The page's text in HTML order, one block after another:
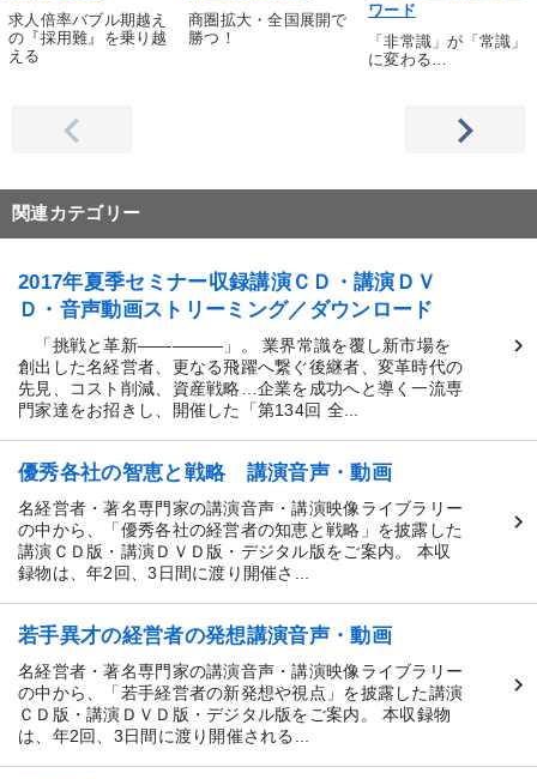
求人倍率バブル期越え
の『採用難』を乗り越
える
商圏拡大・全国展開で
勝つ！
ワード
「非常識」が「常識」
に変わる…
関連カテゴリー
2017年夏季セミナー収録講演ＣＤ・講演ＤＶ
Ｄ・音声動画ストリーミング／ダウンロード
「挑戦と革新―――――」。 業界常識を覆し新市場を
創出した名経営者、更なる飛躍へ繋ぐ後継者、変革時代の
先見、コスト削減、資産戦略…企業を成功へと導く一流専
門家達をお招きし、開催した「第134回 全...
優秀各社の智恵と戦略 講演音声・動画
名経営者・著名専門家の講演音声・講演映像ライブラリー
の中から、「優秀各社の経営者の知恵と戦略」を披露した
講演ＣＤ版・講演ＤＶＤ版・デジタル版をご案内。 本収
録物は、年2回、3日間に渡り開催さ...
若手異才の経営者の発想講演音声・動画
名経営者・著名専門家の講演音声・講演映像ライブラリー
の中から、「若手経営者の新発想や視点」を披露した講演
ＣＤ版・講演ＤＶＤ版・デジタル版をご案内。 本収録物
は、年2回、3日間に渡り開催される...